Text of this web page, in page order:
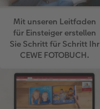
Mit unseren Leitfaden
für Einsteiger erstellen
Sie Schritt für Schritt Ihr
CEWE FOTOBUCH.